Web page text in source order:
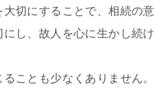
切にすることで、相続の意
し、故人を心に生かし続け
ことも少なくありません。